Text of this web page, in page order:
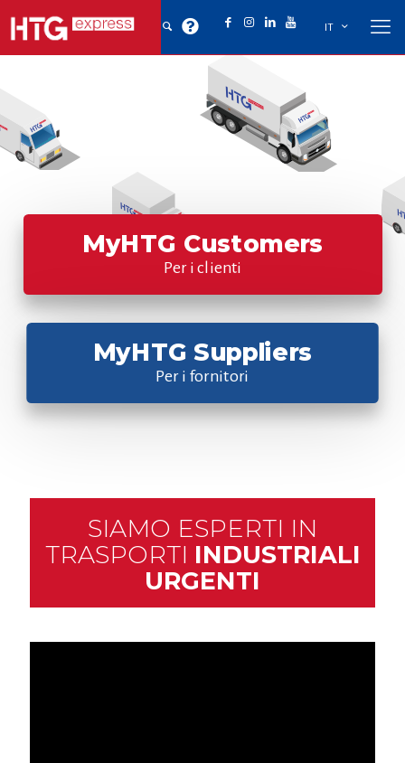
IT
MyHTG Customers
Per i clienti
MyHTG Suppliers
Per i fornitori
SIAMO ESPERTI IN
TRASPORTI INDUSTRIALI
URGENTI